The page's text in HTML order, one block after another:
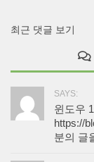
최근 댓글 보기
SAYS:
윈도우
https://
분의 글